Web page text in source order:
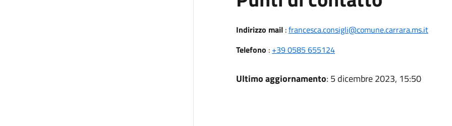
Indirizzo mail:francesca.consigli@comune.carrara.ms.it
Telefono : +39 0585 655124
Ultimo aggiornamento: 5 dicembre 2023, 15:50